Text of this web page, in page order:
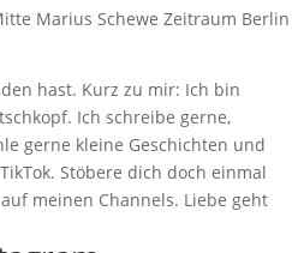
hast. Kurz zu mir: Ich bin
Ich schreibe gerne,
gerne kleine Geschichten und
Stöbere dich doch einmal
meinen Channels. Liebe geht